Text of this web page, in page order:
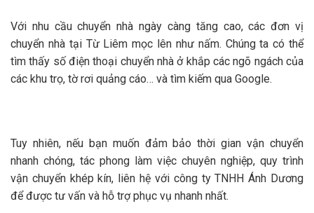
Với nhu cầu chuyển nhà ngày càng tăng cao, các đơn vị
chuyển nhà tại Từ Liêm mọc lên như nấm. Chúng ta có thể
tìm thấy số điện thoại chuyển nhà ở khắp các ngõ ngách của
các khu trọ, tờ rơi quảng cáo… và tìm kiếm qua Google.
Tuy nhiên, nếu bạn muốn đảm bảo thời gian vận chuyển
nhanh chóng, tác phong làm việc chuyên nghiệp, quy trình
vận chuyển khép kín, liên hệ với công ty TNHH Ánh Dương
để được tư vấn và hỗ trợ phục vụ nhanh nhất.